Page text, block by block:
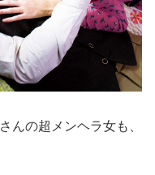
さんの超メンヘラ女も、